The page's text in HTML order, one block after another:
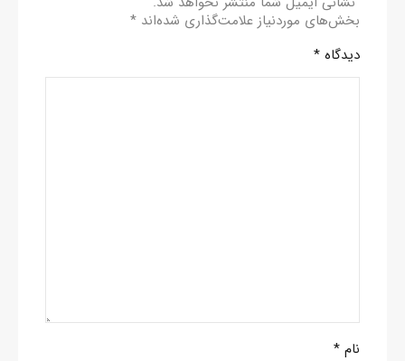
بخش‌های موردنیاز علامت‌گذاری شده‌اند *
دیدگاه *
نام *